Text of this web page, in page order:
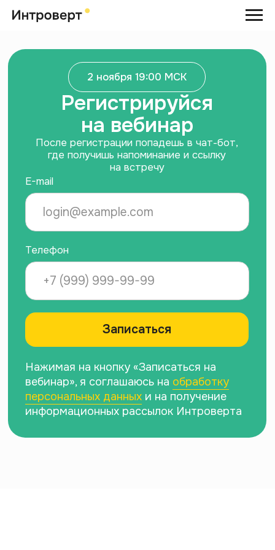
Регистрируйся
на вебинар
После регистрации попадешь в чат-бот,
где получишь напоминание и ссылку
на встречу
Телефон
Нажимая на кнопку «Записаться на
вебинар», я соглашаюсь на
персональных данныхи на получение
информационных рассылок Интроверта